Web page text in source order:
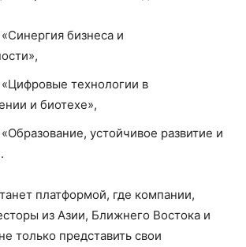
бизнеса и
технологии в
и биотехе»,
устойчивое развитие и
платформой, где компании,
из Азии, Ближнего Востока и
только представить свои